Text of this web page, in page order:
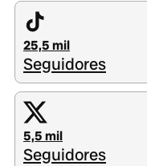
25,5 mil
Seguidores
5,5 mil
Seguidores